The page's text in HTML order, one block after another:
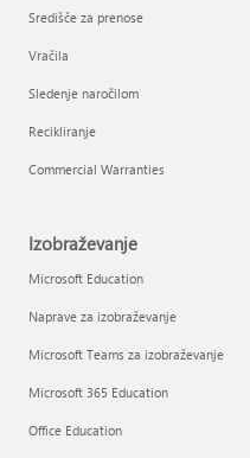
Središče za prenose
Vračila
Sledenje naročilom
Recikliranje
Commercial Warranties
Izobraževanje
Microsoft Education
Naprave za izobraževanje
Microsoft Teams za izobraževanje
Microsoft 365 Education
Office Education